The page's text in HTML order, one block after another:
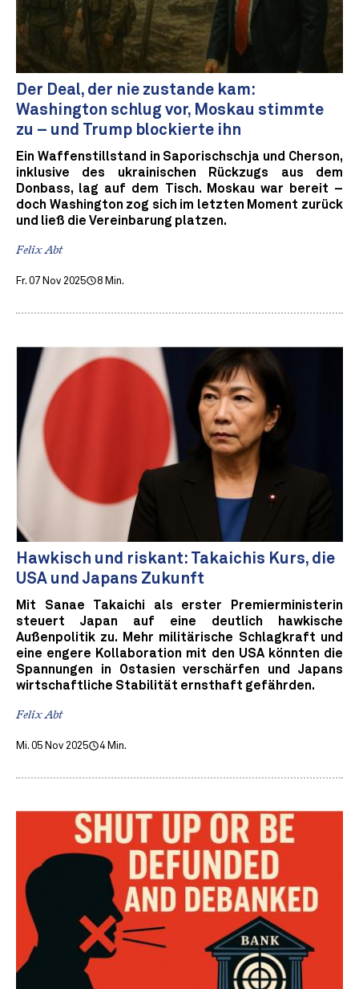
Der Deal, der nie zustande kam:
Washington schlug vor, Moskau stimmte
zu – und Trump blockierte ihn
Ein Waffenstillstand in Saporischschja und Cherson,
inklusive des ukrainischen Rückzugs aus dem
Donbass, lag auf dem Tisch. Moskau war bereit –
doch Washington zog sich im letzten Moment zurück
und ließ die Vereinbarung platzen.
Felix Abt
Fr. 07 Nov 2025 8 Min.
Hawkisch und riskant: Takaichis Kurs, die
USA und Japans Zukunft
Mit Sanae Takaichi als erster Premierministerin
steuert Japan auf eine deutlich hawkische
Außenpolitik zu. Mehr militärische Schlagkraft und
eine engere Kollaboration mit den USA könnten die
Spannungen in Ostasien verschärfen und Japans
wirtschaftliche Stabilität ernsthaft gefährden.
Felix Abt
Mi. 05 Nov 2025 4 Min.